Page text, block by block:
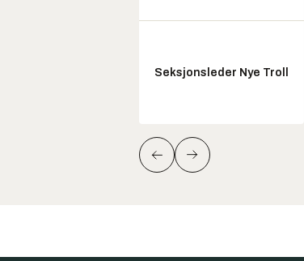
Seksjonsleder Nye Troll